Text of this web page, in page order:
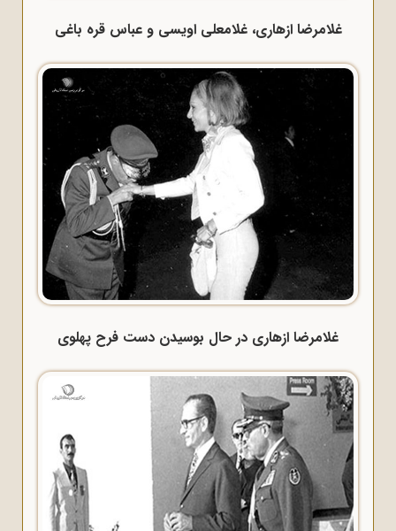
غلامرضا ازهاری، غلامعلی اویسی و عباس قره باغی
غلامرضا ازهاری در حال بوسیدن دست فرح پهلوی